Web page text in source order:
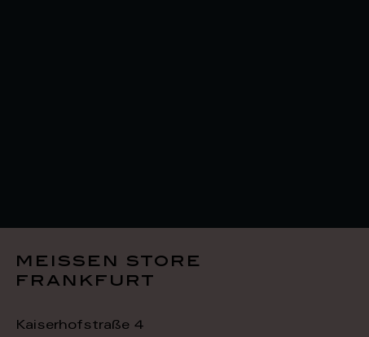
meissen store
frankfurt
Kaiserhofstraße 4